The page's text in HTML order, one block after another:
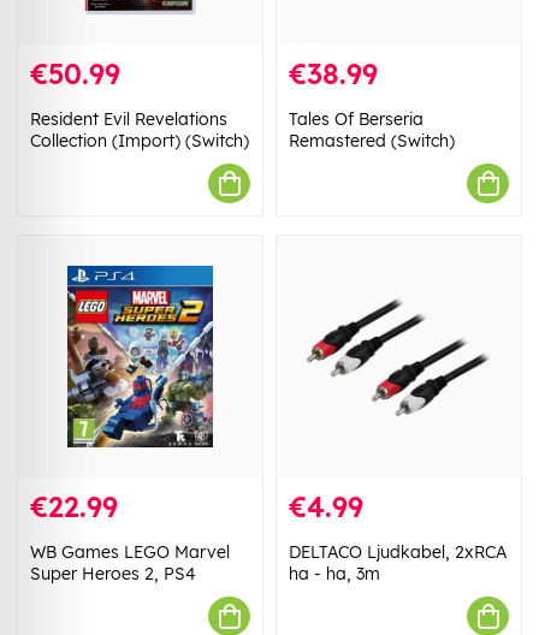
€50.99
Resident Evil Revelations
Collection (Import) (Switch)
€38.99
Tales Of Berseria
Remastered (Switch)
€22.99
WB Games LEGO Marvel
Super Heroes 2, PS4
€4.99
DELTACO Ljudkabel, 2xRCA
ha - ha, 3m